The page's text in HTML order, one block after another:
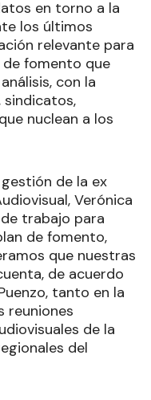
en torno a la
los últimos
relevante para
de fomento que
con la
sindicatos,
nuclean a los
de la ex
Verónica
trabajo para
de fomento,
que nuestras
de acuerdo
tanto en la
reuniones
de la
del